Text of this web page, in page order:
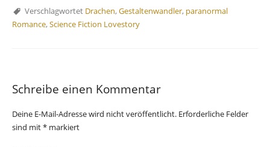
Verschlagwortet Drachen,Gestaltenwandler, paranormal
Romance,Science Fiction Lovestory
Schreibe einen Kommentar
Deine E-Mail-Adresse wird nicht veröffentlicht. Erforderliche Felder
sind mit* markiert